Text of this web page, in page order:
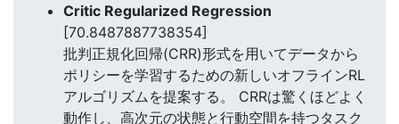
Critic Regularized Regression
[70.8487887738354]
批判正規化回帰(CRR)形式を用いてデータから
ポリシーを学習するための新しいオフラインRL
アルゴリズムを提案する。 CRRは驚くほどよく
動作し、高次元の状態と行動空間を持つタスク